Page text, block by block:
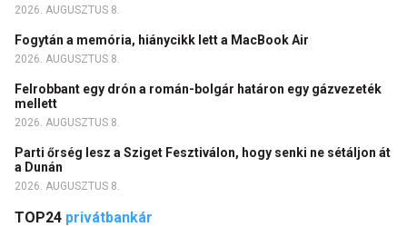
2026. AUGUSZTUS 8.
Fogytán a memória, hiánycikk lett a MacBook Air
2026. AUGUSZTUS 8.
Felrobbant egy drón a román-bolgár határon egy gázvezeték
mellett
2026. AUGUSZTUS 8.
Parti őrség lesz a Sziget Fesztiválon, hogy senki ne sétáljon át
a Dunán
2026. AUGUSZTUS 8.
TOP24 privátbankár